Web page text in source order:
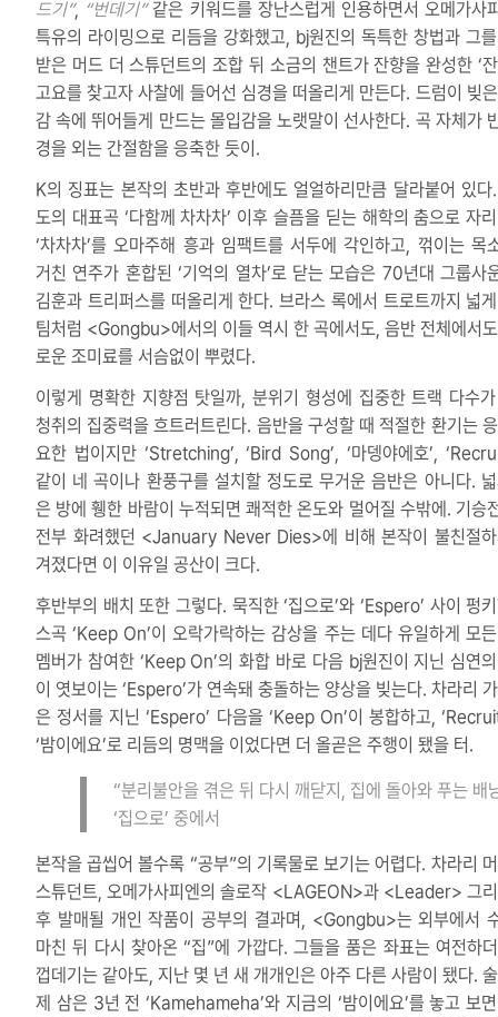
드기”, “번데기”같은 키워드를 장난스럽게 인용하면서 오메가사
특유의 라이밍으로 리듬을 강화했고, bj원진의 독특한 창법과 그
받은 머드 더 스튜던트의 조합 뒤 소금의 챈트가 잔향을 완성한 ‘잔
고요를 찾고자 사찰에 들어선 심경을 떠올리게 만든다. 드럼이 빚
감 속에 뛰어들게 만드는 몰입감을 노랫말이 선사한다. 곡 자체가
경을 외는 간절함을 응축한 듯이.
K의 징표는 본작의 초반과 후반에도 얼얼하리만큼 달라붙어 있다
도의 대표곡 ‘다함께 차차차’ 이후 슬픔을 딛는 해학의 춤으로 자
‘차차차’를 오마주해 흥과 임팩트를 서두에 각인하고, 꺾이는 목
거친 연주가 혼합된 ‘기억의 열차’로 닫는 모습은 70년대 그룹사
김훈과 트리퍼스를 떠올리게 한다. 브라스 록에서 트로트까지 넓
팀처럼 <Gongbu>에서의 이들 역시 한 곡에서도, 음반 전체에서
로운 조미료를 서슴없이 뿌렸다.
이렇게 명확한 지향점 탓일까, 분위기 형성에 집중한 트랙 다수
청취의 집중력을 흐트러트린다. 음반을 구성할 때 적절한 환기는
요한 법이지만 ‘Stretching’, ‘Bird Song’, ‘마뎅야에호’,
같이 네 곡이나 환풍구를 설치할 정도로 무거운 음반은 아니다.
은 방에 휑한 바람이 누적되면 쾌적한 온도와 멀어질 수밖에. 기승
전부 화려했던 <January Never Dies>에 비해 본작이 불친절
겨졌다면 이 이유일 공산이 크다.
후반부의 배치 또한 그렇다. 묵직한 ‘집으로’와 ‘Espero’ 사이 펑
스곡 ‘Keep On’이 오락가락하는 감상을 주는 데다 유일하게 모
멤버가 참여한 ‘Keep On’의 화합 바로 다음 bj원진이 지닌 심연
이 엿보이는 ‘Espero’가 연속돼 충돌하는 양상을 빚는다. 차라리
은 정서를 지닌 ‘Espero’ 다음을 ‘Keep On’이 봉합하고,
‘밤이에요’로 리듬의 명맥을 이었다면 더 올곧은 주행이 됐을 터.
“분리불안을 겪은 뒤 다시 깨닫지, 집에 돌아와 푸는 배
‘집으로’ 중에서
본작을 곱씹어 볼수록 “공부”의 기록물로 보기는 어렵다. 차라리
스튜던트, 오메가사피엔의 솔로작 <LAGEON>과 <Leader> 그
후 발매될 개인 작품이 공부의 결과며, <Gongbu>는 외부에서
마친 뒤 다시 찾아온 “집”에 가깝다. 그들을 품은 좌표는 여전하
껍데기는 같아도, 지난 몇 년 새 개개인은 아주 다른 사람이 됐다.
제 삼은 3년 전 ‘Kamehameha’와 지금의 ‘밤이에요’를 놓고 보